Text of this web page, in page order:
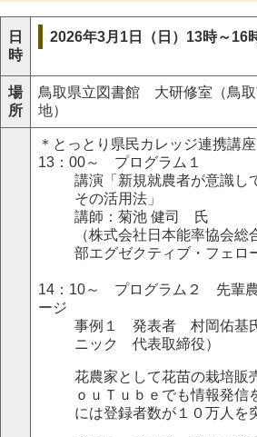
日
時
2026年3月1日（日）13時～16
場
所
鳥取県立図書館 大研修室（鳥
地）
＊とっとり県民カレッジ連携講座
13：00～ プログラム１
講演「新規就農者が意識し
その活用法」
講師：菊池 健司 氏
（株式会社日本能率協会
部エグゼクティブ・フェロ
14：10～ プログラム２ 先輩農
ージ
事例１ 発表者 村岡佑基
ニック 代表取締役）
花農家として花苗の栽培販
ｏｕＴｕｂｅでも情報発信
には登録者数が１０万人を